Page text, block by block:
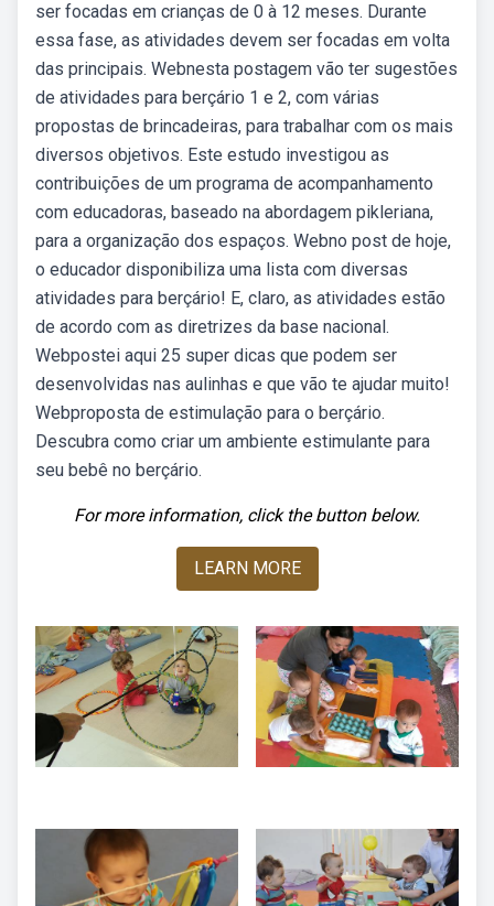
ser focadas em crianças de 0 à 12 meses. Durante
essa fase, as atividades devem ser focadas em volta
das principais. Webnesta postagem vão ter sugestões
de atividades para berçário 1 e 2, com várias
propostas de brincadeiras, para trabalhar com os mais
diversos objetivos. Este estudo investigou as
contribuições de um programa de acompanhamento
com educadoras, baseado na abordagem pikleriana,
para a organização dos espaços. Webno post de hoje,
o educador disponibiliza uma lista com diversas
atividades para berçário! E, claro, as atividades estão
de acordo com as diretrizes da base nacional.
Webpostei aqui 25 super dicas que podem ser
desenvolvidas nas aulinhas e que vão te ajudar muito!
Webproposta de estimulação para o berçário.
Descubra como criar um ambiente estimulante para
seu bebê no berçário.
For more information, click the button below.
LEARN MORE